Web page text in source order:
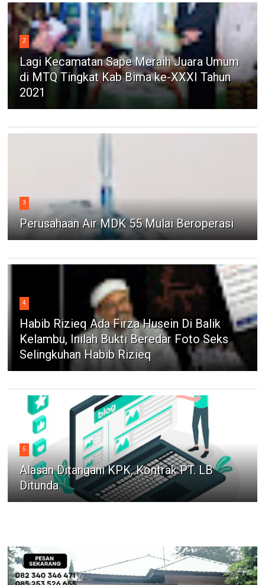
2
Lagi Kecamatan Sape Meraih Juara Umum
di MTQ Tingkat Kab Bima ke-XXXI Tahun
2021
3
Perusahaan Air MDK 55 Mulai Beroperasi
4
Habib Rizieq Ada Firza Husein Di Balik
Kelambu, Inilah Bukti Beredar Foto Seks
Selingkuhan Habib Rizieq
5
Alasan Ditangani KPK, Kontrak PT. LB
Ditunda